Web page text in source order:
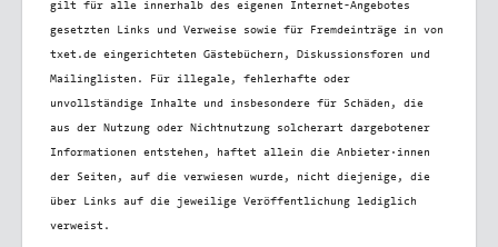
gilt für alle innerhalb des eigenen Internet-Angebotes
gesetzten Links und Verweise sowie für Fremdeinträge in von
txet.de eingerichteten Gästebüchern, Diskussionsforen und
Mailinglisten. Für illegale, fehlerhafte oder
unvollständige Inhalte und insbesondere für Schäden, die
aus der Nutzung oder Nichtnutzung solcherart dargebotener
Informationen entstehen, haftet allein die Anbieter·innen
der Seiten, auf die verwiesen wurde, nicht diejenige, die
über Links auf die jeweilige Veröffentlichung lediglich
verweist.